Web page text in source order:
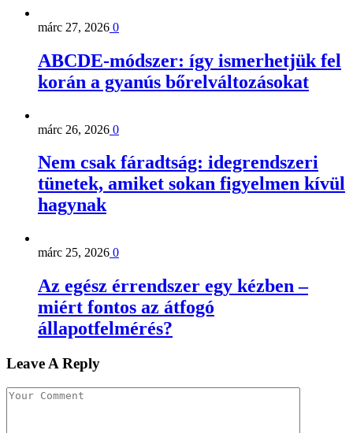
márc 27, 2026 0
ABCDE‑módszer: így ismerhetjük fel
korán a gyanús bőrelváltozásokat
márc 26, 2026 0
Nem csak fáradtság: idegrendszeri
tünetek, amiket sokan figyelmen kívül
hagynak
márc 25, 2026 0
Az egész érrendszer egy kézben –
miért fontos az átfogó
állapotfelmérés?
Leave A Reply